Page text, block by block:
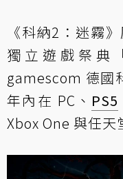
《科納2：迷霧
獨立遊戲祭典
gamescom 德國
年內在 PC、 PS5
Xbox One 與任天